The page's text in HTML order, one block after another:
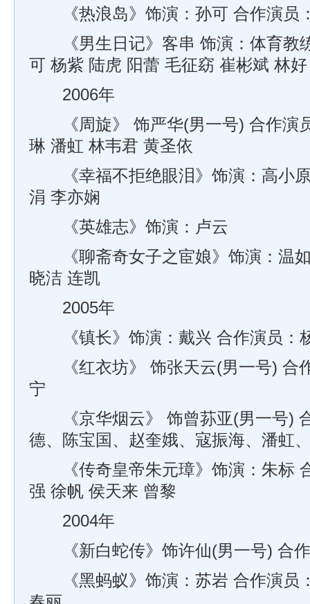
《热浪岛》饰演：孙可 合作演员
《男生日记》客串 饰演：体育教
可 杨紫 陆虎 阳蕾 毛征窈 崔彬斌 林好
2006年
《周旋》 饰严华(男一号) 合作演
琳 潘虹 林韦君 黄圣依
《幸福不拒绝眼泪》饰演：高小原
涓 李亦娴
《英雄志》饰演：卢云
《聊斋奇女子之宦娘》饰演：温如
晓洁 连凯
2005年
《镇长》饰演：戴兴 合作演员：
《红衣坊》 饰张天云(男一号) 合
宁
《京华烟云》 饰曾荪亚(男一号)
德、陈宝国、赵奎娥、寇振海、潘虹
《传奇皇帝朱元璋》饰演：朱标
强 徐帆 侯天来 曾黎
2004年
《新白蛇传》饰许仙(男一号) 合作
《黑蚂蚁》饰演：苏岩 合作演员